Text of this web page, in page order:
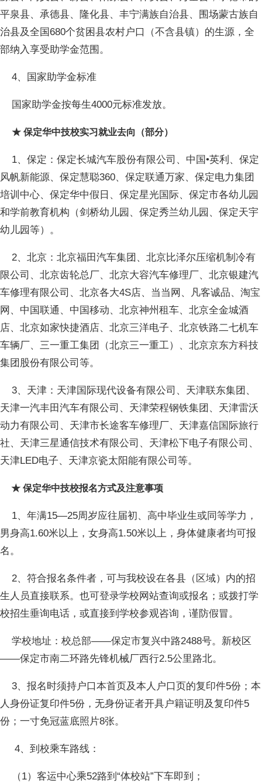
平泉县、承德县、隆化县、丰宁满族自治县、围场蒙古族自
治县及全国680个贫困县农村户口（不含县镇）的生源，全
部纳入享受助学金范围。
4、国家助学金标准
国家助学金按每生4000元标准发放。
★ 保定华中技校实习就业去向（部分）
1、保定：保定长城汽车股份有限公司、中国•英利、保定
风帆新能源、保定慧聪360、保定联通万家、保定电力集团
培训中心、保定华中假日、保定星光国际、保定市各幼儿园
和学前教育机构（剑桥幼儿园、保定秀兰幼儿园、保定天宇
幼儿园等）。
2、北京：北京福田汽车集团、北京比泽尔压缩机制冷有
限公司、北京齿轮总厂、北京大容汽车修理厂、北京银建汽
车修理有限公司、北京各大4S店、当当网、凡客诚品、淘宝
网、中国联通、中国移动、北京神州租车、北京全金城酒
店、北京如家快捷酒店、北京三洋电子、北京铁路二七机车
车辆厂、三一重工集团（北京三一重工）、北京京东方科技
集团股份有限公司等。
3、天津：天津国际现代设备有限公司、天津联东集团、
天津一汽丰田汽车有限公司、天津荣程钢铁集团、天津雷沃
动力有限公司、天津市长途客车修理厂、天津嘉信国际旅行
社、天津三星通信技术有限公司、天津松下电子有限公司、
天津LED电子、天津京瓷太阳能有限公司等。
★ 保定华中技校报名方式及注意事项
1、年满15—25周岁应往届初、高中毕业生或同等学力，
男身高1.60米以上，女身高1.50米以上，身体健康者均可报
名。
2、符合报名条件者，可与我校设在各县（区域）内的招
生人员直接联系。也可登录学校网站查询或报名；或拨打学
校招生垂询电话，或直接到学校参观咨询，谨防假冒。
学校地址：校总部——保定市复兴中路2488号。新校区
——保定市南二环路先锋机械厂西行2.5公里路北。
3、报名时须持户口本首页及本人户口页的复印件5份；本
人身份证复印件5份，无身份证者开具户籍证明及复印件5
份；一寸免冠蓝底照片8张。
4、到校乘车路线：
（1）客运中心乘52路到“体校站”下车即到；